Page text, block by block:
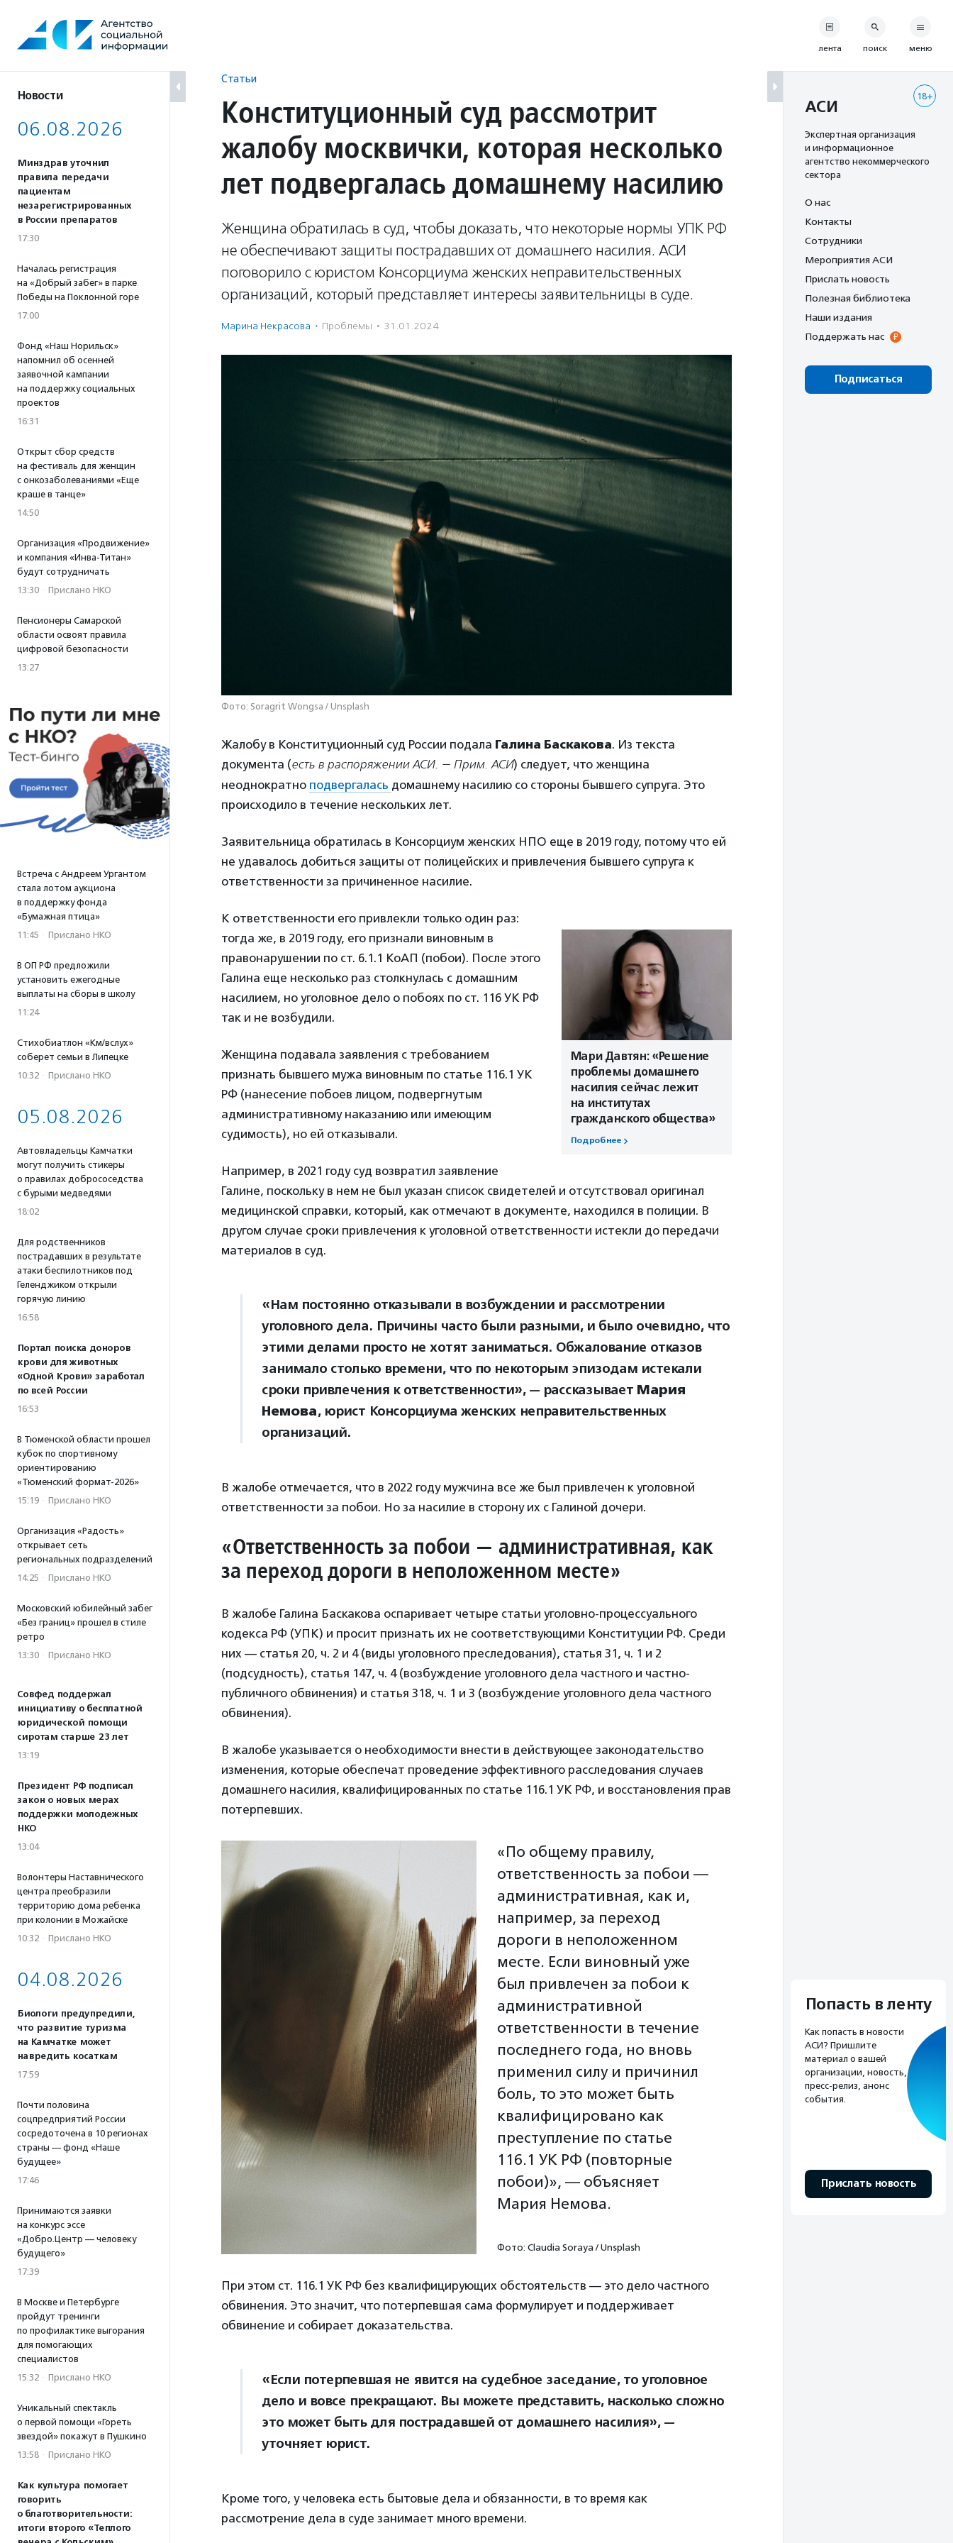
содержанию
Новости
06.08.2026
Минздрав уточнил
правила передачи
пациентам
незарегистрированных
в России препаратов
17:30
Началась регистрация
на «Добрый забег» в парке
Победы на Поклонной горе
17:00
Фонд «Наш Норильск»
напомнил об осенней
заявочной кампании
на поддержку социальных
проектов
16:31
Открыт сбор средств
на фестиваль для женщин
с онкозаболеваниями «Еще
краше в танце»
14:50
Организация «Продвижение»
и компания «Инва-Титан»
будут сотрудничать
13:30 · Прислано НКО
Пенсионеры Самарской
области освоят правила
цифровой безопасности
13:27
Встреча с Андреем Ургантом
стала лотом аукциона
в поддержку фонда
«Бумажная птица»
11:45 · Прислано НКО
В ОП РФ предложили
установить ежегодные
выплаты на сборы в школу
11:24
Стихобиатлон «Км/вслух»
соберет семьи в Липецке
10:32 · Прислано НКО
05.08.2026
Автовладельцы Камчатки
могут получить стикеры
о правилах добрососедства
с бурыми медведями
18:02
Для родственников
пострадавших в результате
атаки беспилотников под
Геленджиком открыли
горячую линию
16:58
Портал поиска доноров
крови для животных
«Одной Крови» заработал
по всей России
16:53
В Тюменской области прошел
кубок по спортивному
ориентированию
«Тюменский формат-2026»
15:19 · Прислано НКО
Организация «Радость»
открывает сеть
региональных подразделений
14:25 · Прислано НКО
Московский юбилейный забег
«Без границ» прошел в стиле
ретро
13:30 · Прислано НКО
Совфед поддержал
инициативу о бесплатной
юридической помощи
сиротам старше 23 лет
13:19
Президент РФ подписал
закон о новых мерах
поддержки молодежных
НКО
13:04
Волонтеры Наставнического
центра преобразили
территорию дома ребенка
при колонии в Можайске
10:32 · Прислано НКО
04.08.2026
Биологи предупредили,
что развитие туризма
на Камчатке может
навредить косаткам
17:59
Почти половина
соцпредприятий России
сосредоточена в 10 регионах
страны — фонд «Наше
будущее»
17:46
Принимаются заявки
на конкурс эссе
«Добро.Центр — человеку
будущего»
17:39
В Москве и Петербурге
пройдут тренинги
по профилактике выгорания
для помогающих
специалистов
15:32 · Прислано НКО
Уникальный спектакль
о первой помощи «Гореть
звездой» покажут в Пушкино
13:58 · Прислано НКО
Как культура помогает
говорить
о благотворительности:
итоги второго «Теплого
Статьи
Конституционный суд рассмотрит
жалобу москвички, которая несколько
лет подвергалась домашнему насилию
Женщина обратилась в суд, чтобы доказать, что некоторые нормы УПК РФ
не обеспечивают защиты пострадавших от домашнего насилия. АСИ
поговорило с юристом Консорциума женских неправительственных
организаций, который представляет интересы заявительницы в суде.
Марина Некрасова · Проблемы · 31.01.2024
Фото: Soragrit Wongsa / Unsplash
Жалобу в Конституционный суд России подала Галина Баскакова. Из текста
документа (есть в распоряжении АСИ. — Прим. АСИ) следует, что женщина
неоднократно подвергалась домашнему насилию со стороны бывшего супруга. Это
происходило в течение нескольких лет.
Заявительница обратилась в Консорциум женских НПО еще в 2019 году, потому что ей
не удавалось добиться защиты от полицейских и привлечения бывшего супруга к
ответственности за причиненное насилие.
Мари Давтян: «Решение
проблемы домашнего
насилия сейчас лежит
на институтах
гражданского общества»
Подробнее
К ответственности его привлекли только один раз:
тогда же, в 2019 году, его признали виновным в
правонарушении по ст. 6.1.1 КоАП (побои). После этого
Галина еще несколько раз столкнулась с домашним
насилием, но уголовное дело о побоях по ст. 116 УК РФ
так и не возбудили.
Женщина подавала заявления с требованием
признать бывшего мужа виновным по статье 116.1 УК
РФ (нанесение побоев лицом, подвергнутым
административному наказанию или имеющим
судимость), но ей отказывали.
Например, в 2021 году суд возвратил заявление
Галине, поскольку в нем не был указан список свидетелей и отсутствовал оригинал
медицинской справки, который, как отмечают в документе, находился в полиции. В
другом случае сроки привлечения к уголовной ответственности истекли до передачи
материалов в суд.
«Нам постоянно отказывали в возбуждении и рассмотрении
уголовного дела. Причины часто были разными, и было очевидно, что
этими делами просто не хотят заниматься. Обжалование отказов
занимало столько времени, что по некоторым эпизодам истекали
сроки привлечения к ответственности», — рассказывает Мария
Немова, юрист Консорциума женских неправительственных
организаций.
В жалобе отмечается, что в 2022 году мужчина все же был привлечен к уголовной
ответственности за побои. Но за насилие в сторону их с Галиной дочери.
«Ответственность за побои — административная, как
за переход дороги в неположенном месте»
В жалобе Галина Баскакова оспаривает четыре статьи уголовно-процессуального
кодекса РФ (УПК) и просит признать их не соответствующими Конституции РФ. Среди
них — статья 20, ч. 2 и 4 (виды уголовного преследования), статья 31, ч. 1 и 2
(подсудность), статья 147, ч. 4 (возбуждение уголовного дела частного и частно-
публичного обвинения) и статья 318, ч. 1 и 3 (возбуждение уголовного дела частного
обвинения).
В жалобе указывается о необходимости внести в действующее законодательство
изменения, которые обеспечат проведение эффективного расследования случаев
домашнего насилия, квалифицированных по статье 116.1 УК РФ, и восстановления прав
потерпевших.
«По общему правилу,
ответственность за побои —
административная, как и,
например, за переход
дороги в неположенном
месте. Если виновный уже
был привлечен за побои к
административной
ответственности в течение
последнего года, но вновь
применил силу и причинил
боль, то это может быть
квалифицировано как
преступление по статье
116.1 УК РФ (повторные
побои)», — объясняет
Мария Немова.
Фото: Claudia Soraya / Unsplash
При этом ст. 116.1 УК РФ без квалифицирующих обстоятельств — это дело частного
обвинения. Это значит, что потерпевшая сама формулирует и поддерживает
обвинение и собирает доказательства.
«Если потерпевшая не явится на судебное заседание, то уголовное
дело и вовсе прекращают. Вы можете представить, насколько сложно
это может быть для пострадавшей от домашнего насилия», —
уточняет юрист.
Кроме того, у человека есть бытовые дела и обязанности, в то время как
рассмотрение дела в суде занимает много времени.
лента поиск меню
18+
АСИ
Экспертная организация
и информационное
агентство некоммерческого
сектора
О нас
Контакты
Сотрудники
Мероприятия АСИ
Прислать новость
Полезная библиотека
Наши издания
Поддержать нас
Подписаться
Попасть в ленту
Как попасть в новости
АСИ? Пришлите
материал о вашей
организации, новость,
пресс-релиз, анонс
события.
Прислать новость